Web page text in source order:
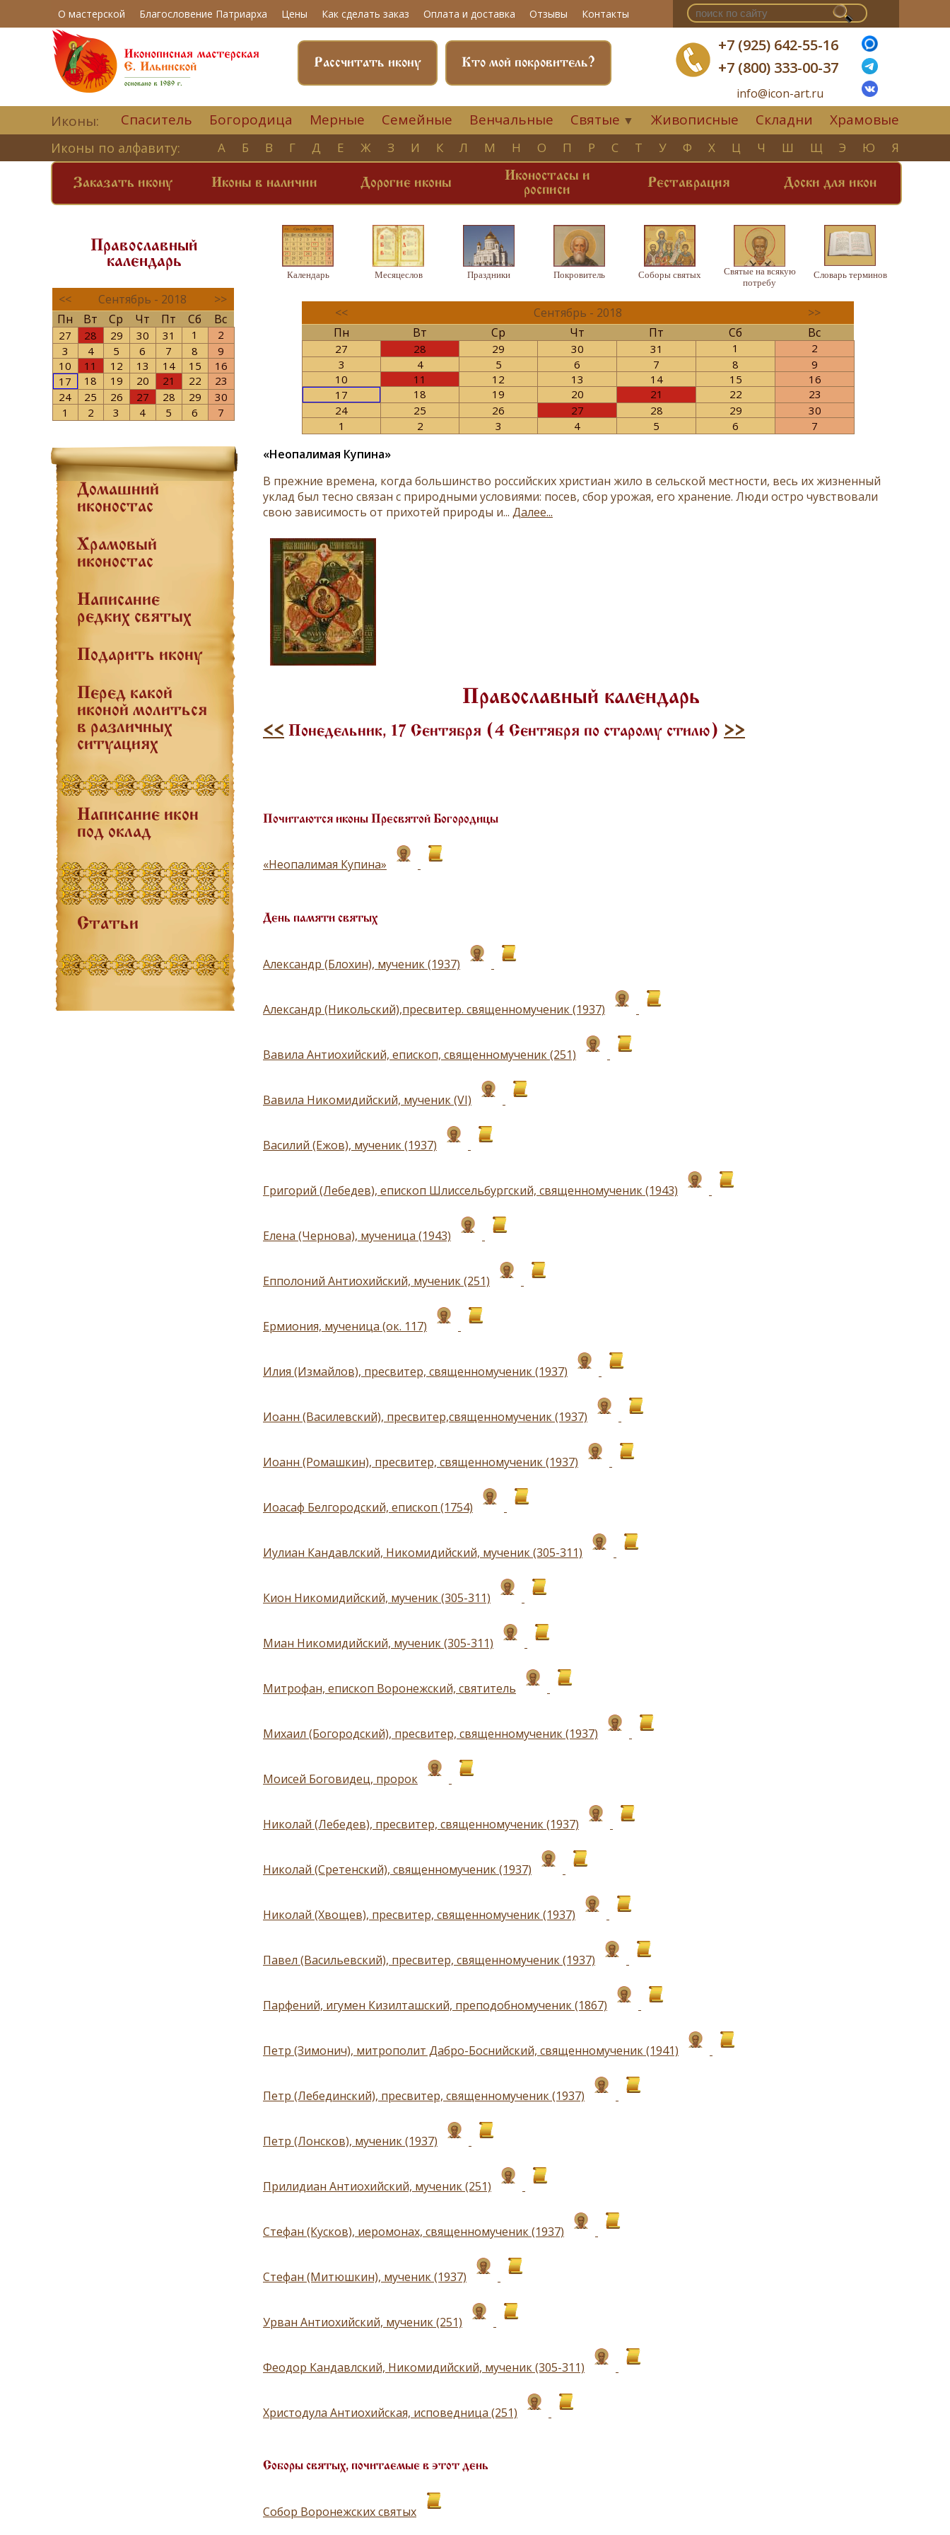
О мастерской Благословение Патриарха Цены Как сделать заказ Оплата и доставка Отзывы Контакты
+7 (925) 642-55-16
+7 (800) 333-00-37
info@icon-art.ru
Кто мой покровитель?
Рассчитать икону
Иконы: Спаситель Богородица Мерные Семейные Венчальные Святые ▼ Живописные Складни Храмовые
Иконы по алфавиту: А Б В Г Д Е Ж З И К Л М Н О П Р С Т У Ф Х Ц Ч Ш Щ Э Ю Я
Заказать икону Иконы в наличии Дорогие иконы
Иконостасы и
росписи
Реставрация Доски для икон
Православный
календарь
<< Сентябрь - 2018
>>
Пн
Вт Ср Чт Пт Сб Вс
27 28 29 30 31 1
2
3
4 5 6 7 8
9
10
11 12 13 14 15
16
17
18 19 20 21 22
23
24
25 26 27 28 29
30
1
2 3 4 5 6 7
Домашний
иконостас
Храмовый
иконостас
Написание
редких святых
Подарить икону
Перед какой
иконой молиться
в различных
ситуациях
Написание икон
под оклад
Статьи
Календарь Месяцеслов Праздники Покровитель Соборы святых
Святые на всякую
потребу
Словарь терминов
<< Сентябрь - 2018
>>
Пн
Вт Ср Чт Пт Сб Вс
27 28 29 30 31 1
2
3
4 5 6 7 8
9
10
11 12 13 14 15
16
17
18 19 20 21 22
23
24
25 26 27 28 29
30
1
2 3 4 5 6 7
«Неопалимая Купина»
В прежние времена, когда большинство российских христиан жило в сельской местности, весь их жизненный
уклад был тесно связан с природными условиями: посев, сбор урожая, его хранение. Люди остро чувствовали
свою зависимость от прихотей природы и... Далее...
Православный календарь
<< Понедельник, 17 Сентября (4 Сентября по старому стилю) >>
Почитаются иконы Пресвятой Богородицы
«Неопалимая Купина»
День памяти святых
Александр (Блохин), мученик (1937)
Александр (Никольский),пресвитер. священномученик (1937)
Вавила Антиохийский, епископ, священномученик (251)
Вавила Никомидийский, мученик (VI)
Василий (Ежов), мученик (1937)
Григорий (Лебедев), епископ Шлиссельбургский, священномученик (1943)
Елена (Чернова), мученица (1943)
Епполоний Антиохийский, мученик (251)
Ермиония, мученица (ок. 117)
Илия (Измайлов), пресвитер, священномученик (1937)
Иоанн (Василевский), пресвитер,священномученик (1937)
Иоанн (Ромашкин), пресвитер, священномученик (1937)
Иоасаф Белгородский, епископ (1754)
Иулиан Кандавлский, Никомидийский, мученик (305-311)
Кион Никомидийский, мученик (305-311)
Миан Никомидийский, мученик (305-311)
Митрофан, епископ Воронежский, святитель
Михаил (Богородский), пресвитер, священномученик (1937)
Моисей Боговидец, пророк
Николай (Лебедев), пресвитер, священномученик (1937)
Николай (Сретенский), священномученик (1937)
Николай (Хвощев), пресвитер, священномученик (1937)
Павел (Васильевский), пресвитер, священномученик (1937)
Парфений, игумен Кизилташский, преподобномученик (1867)
Петр (Зимонич), митрополит Дабро-Боснийский, священномученик (1941)
Петр (Лебединский), пресвитер, священномученик (1937)
Петр (Лонсков), мученик (1937)
Прилидиан Антиохийский, мученик (251)
Стефан (Кусков), иеромонах, священномученик (1937)
Стефан (Митюшкин), мученик (1937)
Урван Антиохийский, мученик (251)
Феодор Кандавлский, Никомидийский, мученик (305-311)
Христодула Антиохийская, исповедница (251)
Соборы святых, почитаемые в этот день
Собор Воронежских святых